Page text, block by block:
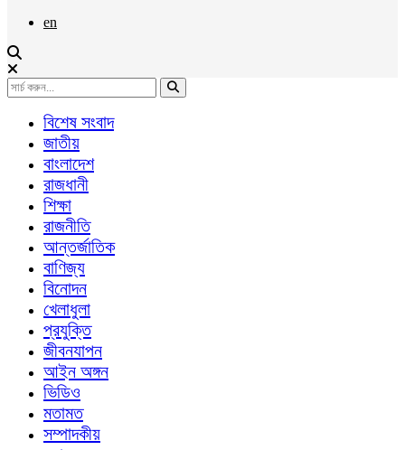
en
বিশেষ সংবাদ
জাতীয়
বাংলাদেশ
রাজধানী
শিক্ষা
রাজনীতি
আন্তর্জাতিক
বাণিজ্য
বিনোদন
খেলাধুলা
প্রযুক্তি
জীবনযাপন
আইন অঙ্গন
ভিডিও
মতামত
সম্পাদকীয়